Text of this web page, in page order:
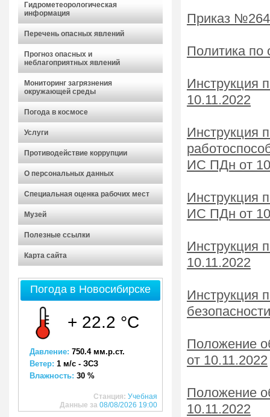
Гидрометеорологическая
информация
Перечень опасных явлений
Прогноз опасных и
неблагоприятных явлений
Мониторинг загрязнения
окружающей среды
Погода в космосе
Услуги
Противодействие коррупции
О персональных данных
Специальная оценка рабочих мест
Музей
Полезные ссылки
Карта сайта
Погода в Новосибирске
+ 22.2 °C
Давление: 750.4 мм.р.ст.
Ветер: 1 м/с - ЗСЗ
Влажность: 30 %
Станция: Учебная
Данные за 08/08/2026 19:00
Приказ
Политика по
Инструкция
10.11.2022
Инструкция
ИС ПДн от
Инструкция
ИС ПДн от
Инструкция
10.11.2022
Инструкция
Положение
от 10.11.2022
Положение
10.11.2022